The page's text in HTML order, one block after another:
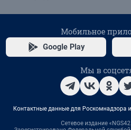
Мобильное
Google Play
Мы в
Контактные данные для Роскомнадзора
Сетевое издание